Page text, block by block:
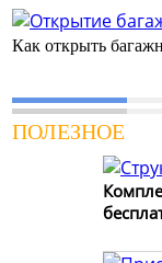
Как открыть
ПОЛЕЗНОЕ